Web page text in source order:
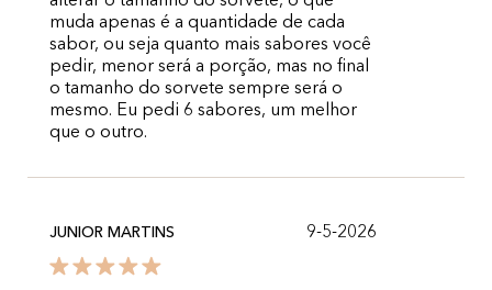
muda apenas é a quantidade de cada
sabor, ou seja quanto mais sabores você
pedir, menor será a porção, mas no final
o tamanho do sorvete sempre será o
mesmo. Eu pedi 6 sabores, um melhor
que o outro.
JUNIOR MARTINS 9-5-2026